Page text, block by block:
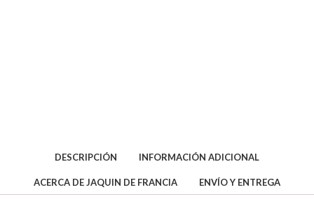
DESCRIPCIÓN INFORMACIÓN ADICIONAL
ACERCA DE JAQUIN DE FRANCIA ENVÍO Y ENTREGA